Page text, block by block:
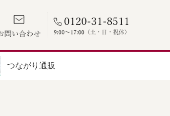
つながり通販